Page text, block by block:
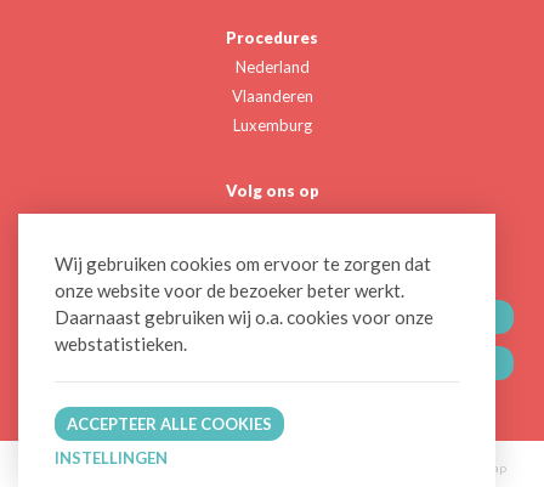
Wij gebruiken cookies om ervoor te zorgen dat
onze website voor de bezoeker beter werkt.
Daarnaast gebruiken wij o.a. cookies voor onze
webstatistieken.
ACCEPTEER ALLE COOKIES
INSTELLINGEN
Procedures
Nederland
Vlaanderen
Luxemburg
Volg ons op
Twitter
CONTACTEER ONS
© 2026 NVAOPrivacy & Disclaimer Sitemap